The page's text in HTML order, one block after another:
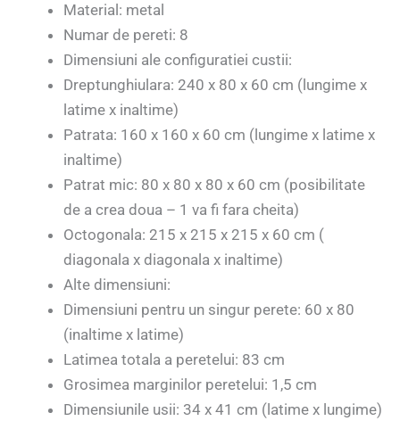
Material: metal
Numar de pereti: 8
Dimensiuni ale configuratiei custii:
Dreptunghiulara: 240 x 80 x 60 cm (lungime x
latime x inaltime)
Patrata: 160 x 160 x 60 cm (lungime x latime x
inaltime)
Patrat mic: 80 x 80 x 80 x 60 cm (posibilitate
de a crea doua – 1 va fi fara cheita)
Octogonala: 215 x 215 x 215 x 60 cm (
diagonala x diagonala x inaltime)
Alte dimensiuni:
Dimensiuni pentru un singur perete: 60 x 80
(inaltime x latime)
Latimea totala a peretelui: 83 cm
Grosimea marginilor peretelui: 1,5 cm
Dimensiunile usii: 34 x 41 cm (latime x lungime)